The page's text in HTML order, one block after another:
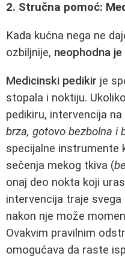
2. Stručna pomoć:
Kada kućna nega ne
ozbiljnije, neophodna
Medicinski pedikir je
stopala i noktiju.
pedikiru, intervencija na
brza, gotovo bezbolna i
specijalne instrumente
sečenja mekog tkiva (
onaj deo nokta koji
intervencija traje
nakon nje može
Ovakvim pravilnim
omogućava da raste